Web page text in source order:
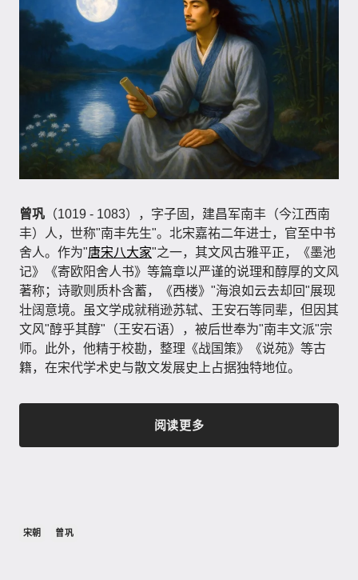
曾巩 （1019 - 1083），字子固，建昌军南丰（今江西南
丰）人，世称"南丰先生"。北宋嘉祐二年进士，官至中书
舍人。作为"唐宋八大家"之一，其文风古雅平正，《墨池
记》《寄欧阳舍人书》等篇章以严谨的说理和醇厚的文风
著称；诗歌则质朴含蓄，《西楼》"海浪如云去却回"展现
壮阔意境。虽文学成就稍逊苏轼、王安石等同辈，但因其
文风"醇乎其醇"（王安石语），被后世奉为"南丰文派"宗
师。此外，他精于校勘，整理《战国策》《说苑》等古
籍，在宋代学术史与散文发展史上占据独特地位。
阅读更多
宋朝 曾巩